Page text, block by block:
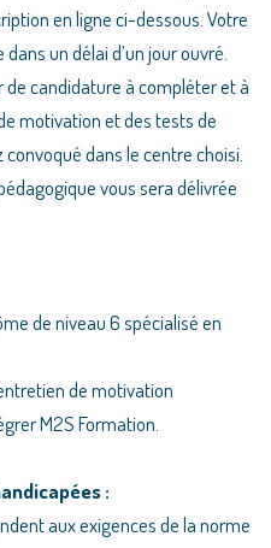
en ligne ci-dessous. Votre
un délai d’un jour ouvré.
de candidature à compléter et à
motivation et des tests de
dans le centre choisi.
vous sera délivrée
de niveau 6 spécialisé en
de motivation
M2S Formation.
:
aux exigences de la norme